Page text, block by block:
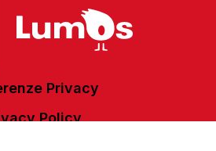
Privacy
Policy